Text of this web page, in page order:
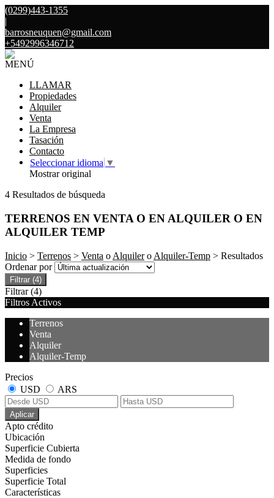
(0299)443-1355
|
barrosneuquen@gmail.com
+5492996346712
MENÚ
LLAMAR
Propiedades
Alquiler
Venta
La Empresa
Tasación
Contacto
Seleccionar idioma ▼
Mostrar original
4 Resultados de búsqueda
TERRENOS EN VENTA O EN ALQUILER O EN
ALQUILER TEMP
Inicio > Terrenos > Venta o Alquilero Alquiler-Temp > Resultados
Ordenar por
Filtrar (4)
Filtrar (4)
Filtros Activos
Terrenos
Venta
Alquiler
Alquiler-Temp
Precios
USD
ARS
Aplicar
Apto crédito
Ubicación
Superficie Cubierta
Medida de fondo
Superficies
Superficie Total
Características